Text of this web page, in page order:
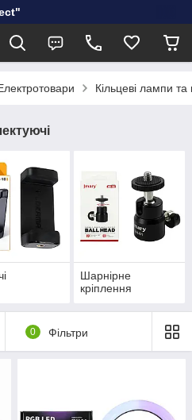
Кільцеві лампи та
Шарнірне
кріплення
0 Фільтри